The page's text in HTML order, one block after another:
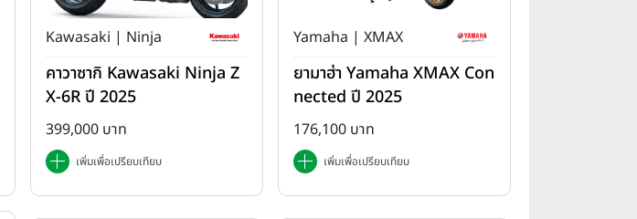
Kawasaki | Ninja
คาวาซากิ Kawasaki Ninja Z
X-6R ปี 2025
399,000 บาท
เพิ่มเพื่อเปรียบเทียบ
Yamaha | XMAX
ยามาฮ่า Yamaha XMAX Con
nected ปี 2025
176,100 บาท
เพิ่มเพื่อเปรียบเทียบ